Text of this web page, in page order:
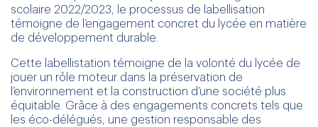
scolaire 2022/2023, le processus de labellisation
témoigne de l’engagement concret du lycée en matière
de développement durable.
Cette labellistation témoigne de la volonté du lycée de
jouer un rôle moteur dans la préservation de
l’environnement et la construction d’une société plus
équitable. Grâce à des engagements concrets tels que
les éco-délégués, une gestion responsable des